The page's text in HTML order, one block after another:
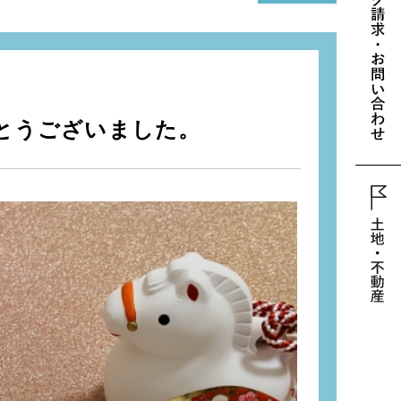
ございました。